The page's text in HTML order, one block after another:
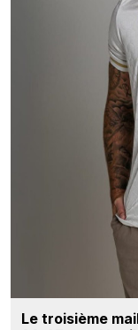
Le troisième